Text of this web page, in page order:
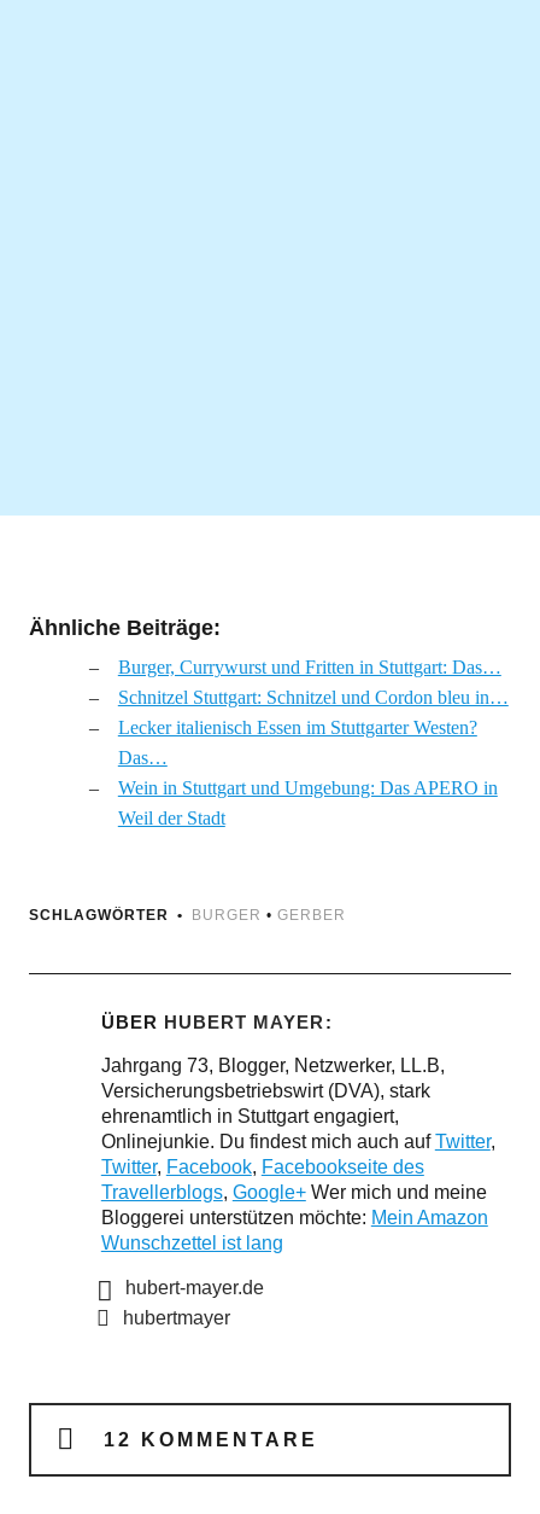
Ähnliche Beiträge:
Burger, Currywurst und Fritten in Stuttgart: Das…
Schnitzel Stuttgart: Schnitzel und Cordon bleu in…
Lecker italienisch Essen im Stuttgarter Westen?
Das…
Wein in Stuttgart und Umgebung: Das APERO in
Weil der Stadt
SCHLAGWÖRTER BURGER • GERBER
ÜBER HUBERT MAYER
Jahrgang 73, Blogger, Netzwerker, LL.B,
Versicherungsbetriebswirt (DVA), stark
ehrenamtlich in Stuttgart engagiert,
Onlinejunkie. Du findest mich auch aufTwitter,
Twitter, Facebook, Facebookseite des
Travellerblogs, Google+Wer mich und meine
Bloggerei unterstützen möchte: Mein Amazon
Wunschzettel ist lang
hubert-mayer.de
hubertmayer
12 KOMMENTARE